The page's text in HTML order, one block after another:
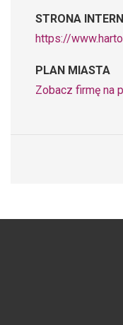
STRONA
https://
PLAN MIASTA
Zobacz firmę na